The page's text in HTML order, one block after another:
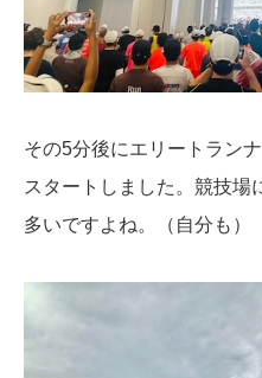
その5分後にエリートラン
スタートしました。競技場
多いですよね。（自分も）